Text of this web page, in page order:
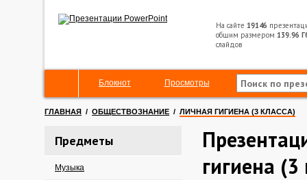
На сайте 19146
общим размером 139.96
слайдов
Блокнот Просмотры
ГЛАВНАЯ / ОБЩЕСТВОЗНАНИЕ / ЛИЧНАЯ ГИГИЕНА (3 КЛАССА)
Предметы
Музыка
гигиена (3